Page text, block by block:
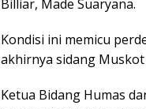
Billiar, Made Suaryana.
Kondisi ini memicu
akhirnya sidang
Ketua Bidang Humas